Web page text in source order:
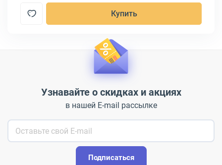
Купить
Узнавайте о скидках и акциях
в нашей E-mail рассылке
Подписаться